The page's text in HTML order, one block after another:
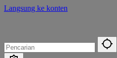
Langsung ke konten